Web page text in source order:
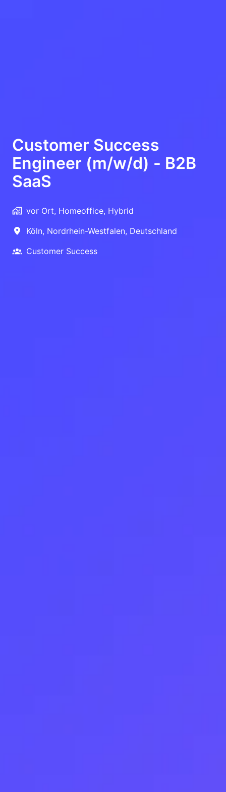
Customer Success
Engineer (m/w/d) - B2B
SaaS
vor Ort, Homeoffice, Hybrid
Köln, Nordrhein-Westfalen, Deutschland
Customer Success